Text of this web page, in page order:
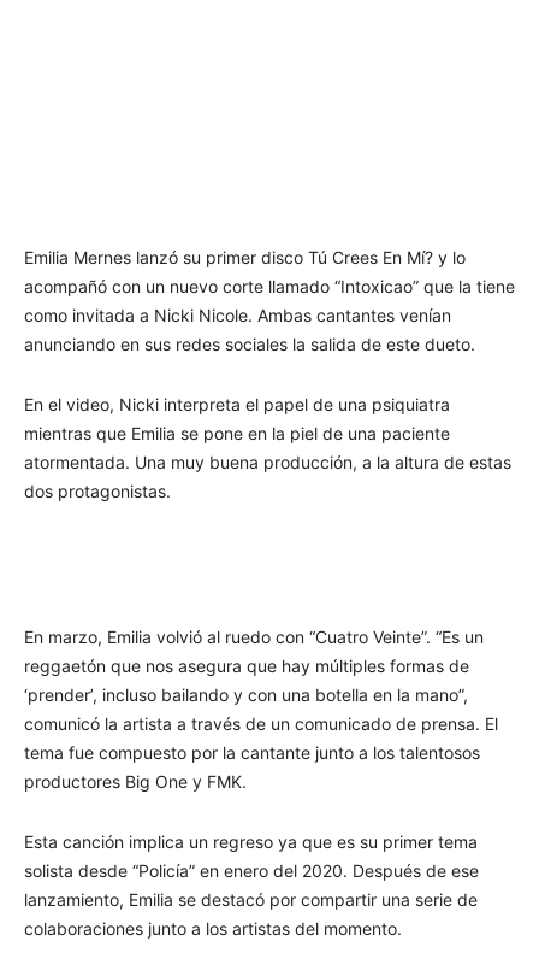
Emilia Mernes lanzó su primer disco Tú Crees En Mí? y lo
acompañó con un nuevo corte llamado “Intoxicao” que la tiene
como invitada a Nicki Nicole. Ambas cantantes venían
anunciando en sus redes sociales la salida de este dueto.
En el video, Nicki interpreta el papel de una psiquiatra
mientras que Emilia se pone en la piel de una paciente
atormentada. Una muy buena producción, a la altura de estas
dos protagonistas.
En marzo, Emilia volvió al ruedo con “Cuatro Veinte”. “Es un
reggaetón que nos asegura que hay múltiples formas de
‘prender’, incluso bailando y con una botella en la mano”,
comunicó la artista a través de un comunicado de prensa. El
tema fue compuesto por la cantante junto a los talentosos
productores Big One y FMK.
Esta canción implica un regreso ya que es su primer tema
solista desde “Policía” en enero del 2020. Después de ese
lanzamiento, Emilia se destacó por compartir una serie de
colaboraciones junto a los artistas del momento.